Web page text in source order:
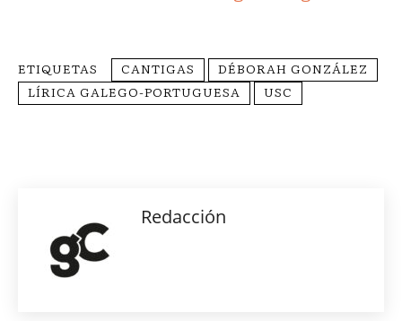
ETIQUETAS CANTIGAS
DÉBORAH GONZÁLEZ
LÍRICA GALEGO-PORTUGUESA
USC
Redacción